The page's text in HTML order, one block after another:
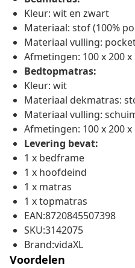
Kleur: wit en zwart
Materiaal: stof (100%
Materiaal vulling:
Afmetingen: 100 x 200 x
Bedtopmatras:
Kleur: wit
Materiaal dekmatras:
Materiaal vulling:
Afmetingen: 100 x 200 x
Levering bevat:
1 x bedframe
1 x hoofdeind
1 x matras
1 x topmatras
EAN:8720845507398
SKU:3142075
Brand:vidaXL
Voordelen